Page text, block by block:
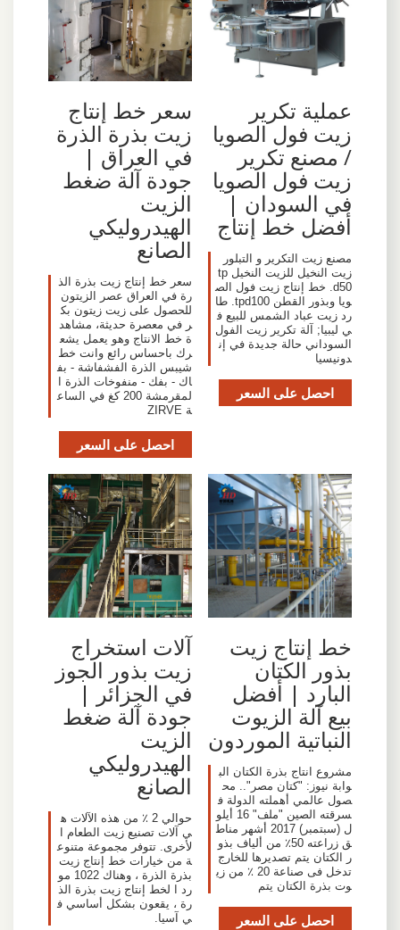
عملية تكرير
زيت فول الصويا
/ مصنع تكرير
زيت فول الصويا
في السودان |
أفضل خط إنتاج
مصنع زيت التكرير و التبلور
زيت النخيل للزيت النخيل tp
d50. خط إنتاج زيت فول الص
ويا وبذور القطن tpd100. طا
رد زيت عباد الشمس للبيع ف
ي ليبيا; آلة تكرير زيت الفول
السوداني حالة جديدة في إن
دونيسيا
احصل على السعر
سعر خط إنتاج
زيت بذرة الذرة
في العراق |
جودة آلة ضغط
الزيت
الهيدروليكي
الصانع
سعر خط إنتاج زيت بذرة الذ
رة في العراق عصر الزيتون
للحصول على زيت زيتون بك
ر في معصرة حديثة، مشاهد
ة خط الانتاج وهو يعمل يشع
رك باحساس رائع وانت خط
شيبس الذرة الفشفاشة - بف
اك - بفك - منفوخات الذرة ا
لمقرمشة 200 كغ في الساع
ة ZIRVE
احصل على السعر
خط إنتاج زيت
بذور الكتان
البارد | أفضل
بيع آلة الزيوت
النباتية الموردون
مشروع انتاج بذرة الكتان الب
وابة نيوز: "كتان مصر".. مح
صول عالمي أهملته الدولة ف
سرقته الصين "ملف" 16 أيلو
ل (سبتمبر) 2017 أشهر مناط
ق زراعته 50٪ من ألياف بذو
ر الكتان يتم تصديرها للخارج
تدخل فى صناعة 20 ٪ من زي
وت بذرة الكتان يتم
احصل على السعر
آلات استخراج
زيت بذور الجوز
في الجزائر |
جودة آلة ضغط
الزيت
الهيدروليكي
الصانع
حوالي 2 ٪ من هذه الآلات ه
ي آلات تصنيع زيت الطعام ا
لأخرى. تتوفر مجموعة متنوع
ة من خيارات خط إنتاج زيت
بذرة الذرة ، وهناك 1022 مو
رد ا لخط إنتاج زيت بذرة الذ
رة ، يقعون بشكل أساسي ف
ي آسيا.